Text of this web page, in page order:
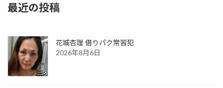
最近の投稿
花城杏理 借りパク常習犯
2026年8月6日